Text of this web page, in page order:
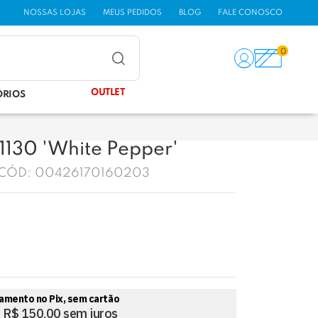
NOSSAS LOJAS MEUS PEDIDOS BLOG FALE CONOSCO
0
OUTLET
'White Pepper'
00426170160203